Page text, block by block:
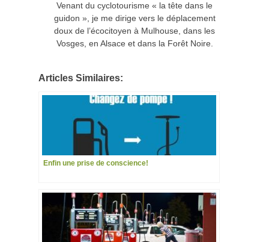
Venant du cyclotourisme « la tête dans le
guidon », je me dirige vers le déplacement
doux de l’écocitoyen à Mulhouse, dans les
Vosges, en Alsace et dans la Forêt Noire.
Articles Similaires:
Enfin une prise de conscience!